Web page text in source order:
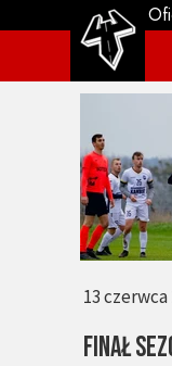
FINAŁ
13 czerwca